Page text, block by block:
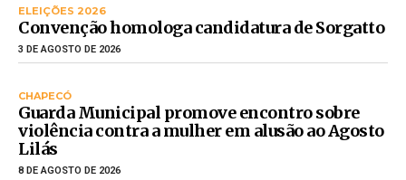
ELEIÇÕES 2026
Convenção homologa candidatura de Sorgatto
3 DE AGOSTO DE 2026
CHAPECÓ
Guarda Municipal promove encontro sobre
violência contra a mulher em alusão ao Agosto
Lilás
8 DE AGOSTO DE 2026